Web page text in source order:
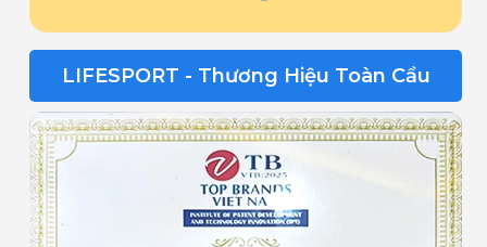
LIFESPORT - Thương Hiệu Toàn Cầu